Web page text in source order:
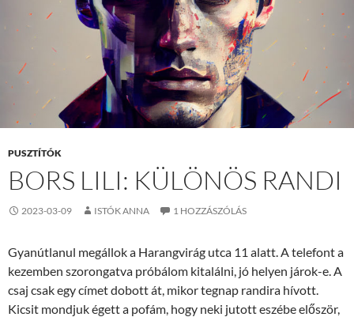
PUSZTÍTÓK
BORS LILI: KÜLÖNÖS RANDI
2023-03-09 ISTÓK ANNA 1 HOZZÁSZÓLÁS
Gyanútlanul megállok a Harangvirág utca 11 alatt. A telefont a
kezemben szorongatva próbálom kitalálni, jó helyen járok-e. A
csaj csak egy címet dobott át, mikor tegnap randira hívott.
Kicsit mondjuk égett a pofám, hogy neki jutott eszébe először,